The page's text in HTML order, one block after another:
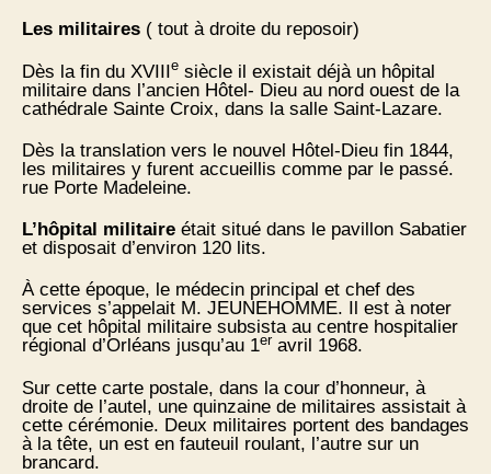
Les militaires ( tout à droite du reposoir)
Dès la fin du XVIIIe siècle il existait déjà un hôpital
militaire dans l’ancien Hôtel- Dieu au nord ouest de la
cathédrale Sainte Croix, dans la salle Saint-Lazare.
Dès la translation vers le nouvel Hôtel-Dieu fin 1844,
les militaires y furent accueillis comme par le passé.
rue Porte Madeleine.
L’hôpital militaire était situé dans le pavillon Sabatier
et disposait d’environ 120 lits.
À cette époque, le médecin principal et chef des
services s’appelait M. JEUNEHOMME. Il est à noter
que cet hôpital militaire subsista au centre hospitalier
régional d’Orléans jusqu’au 1er avril 1968.
Sur cette carte postale, dans la cour d’honneur, à
droite de l’autel, une quinzaine de militaires assistait à
cette cérémonie. Deux militaires portent des bandages
à la tête, un est en fauteuil roulant, l’autre sur un
brancard.